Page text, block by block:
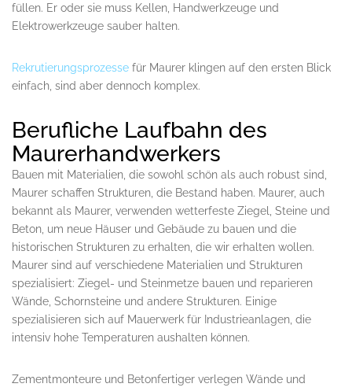
füllen. Er oder sie muss Kellen, Handwerkzeuge und
Elektrowerkzeuge sauber halten.
Rekrutierungsprozesse für Maurer klingen auf den ersten Blick
einfach, sind aber dennoch komplex.
Berufliche Laufbahn des
Maurerhandwerkers
Bauen mit Materialien, die sowohl schön als auch robust sind,
Maurer schaffen Strukturen, die Bestand haben. Maurer, auch
bekannt als Maurer, verwenden wetterfeste Ziegel, Steine und
Beton, um neue Häuser und Gebäude zu bauen und die
historischen Strukturen zu erhalten, die wir erhalten wollen.
Maurer sind auf verschiedene Materialien und Strukturen
spezialisiert: Ziegel- und Steinmetze bauen und reparieren
Wände, Schornsteine und andere Strukturen. Einige
spezialisieren sich auf Mauerwerk für Industrieanlagen, die
intensiv hohe Temperaturen aushalten können.
Zementmonteure und Betonfertiger verlegen Wände und